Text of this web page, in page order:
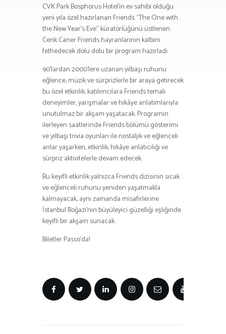
CVK Park Bosphorus Hotel’in ev sahibi olduğu
yeni yıla özel hazırlanan Friends “The One with
the New Year’s Eve” küratörlüğünü üstlenen
Cenk Caner Friends hayranlarının kalbini
fethedecek dolu dolu bir program hazırladı.
90’lardan 2000’lere uzanan yılbaşı ruhunu
eğlence, müzik ve sürprizlerle bir araya getirecek
bu özel etkinlik; katılımcılara Friends temalı
deneyimler, yarışmalar ve hikâye anlatımlarıyla
unutulmaz bir akşam yaşatacak. Programın
ilerleyen saatlerinde Friends bölümü gösterimi
ve yılbaşı trivia oyunları ile nostaljik ve eğlenceli
anlar yaşarken, etkinlik; hikâye anlatıcılığı ve
sürpriz aktivitelerle devam edecek.
Bu keyifli etkinlik yalnızca Friends dizisinin sıcak
ve eğlenceli ruhunu yeniden yaşatmakla
kalmayacak, aynı zamanda misafirlerine
İstanbul Boğazı’nın büyüleyici güzelliği eşliğinde
keyifli bir akşam sunacak.
Biletler Passo’da!